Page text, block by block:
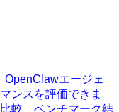
OpenClawエージェ
ンスを評価できま
較、ベンチマーク結